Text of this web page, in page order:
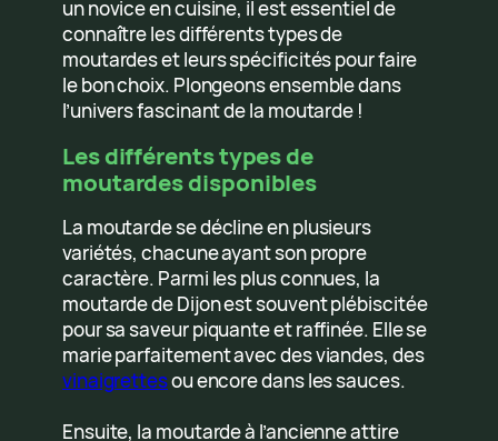
un novice en cuisine, il est essentiel de
connaître les différents types de
moutardes et leurs spécificités pour faire
le bon choix. Plongeons ensemble dans
l’univers fascinant de la moutarde !
Les différents types de
moutardes disponibles
La moutarde se décline en plusieurs
variétés, chacune ayant son propre
caractère. Parmi les plus connues, la
moutarde de Dijon est souvent plébiscitée
pour sa saveur piquante et raffinée. Elle se
marie parfaitement avec des viandes, des
vinaigrettesou encore dans les sauces.
Ensuite, la moutarde à l’ancienne attire